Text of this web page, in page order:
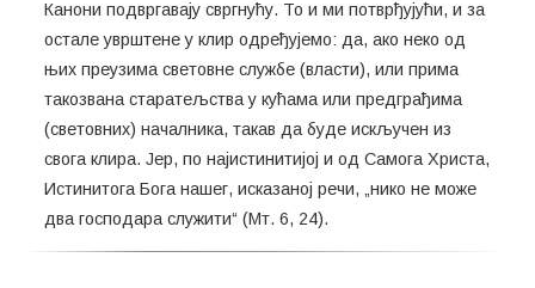
Канони подвргавају свргнућу. То и ми потврђујући, и за
остале уврштене у клир одређујемо: да, ако неко од
њих преузима световне службе (власти), или прима
такозвана старатељства у кућама или предграђима
(световних) началника, такав да буде искључен из
свога клира. Јер, по најистинитијој и од Самога Христа,
Истинитога Бога нашег, исказаној речи, „нико не може
два господара служити“ (Мт. 6, 24).